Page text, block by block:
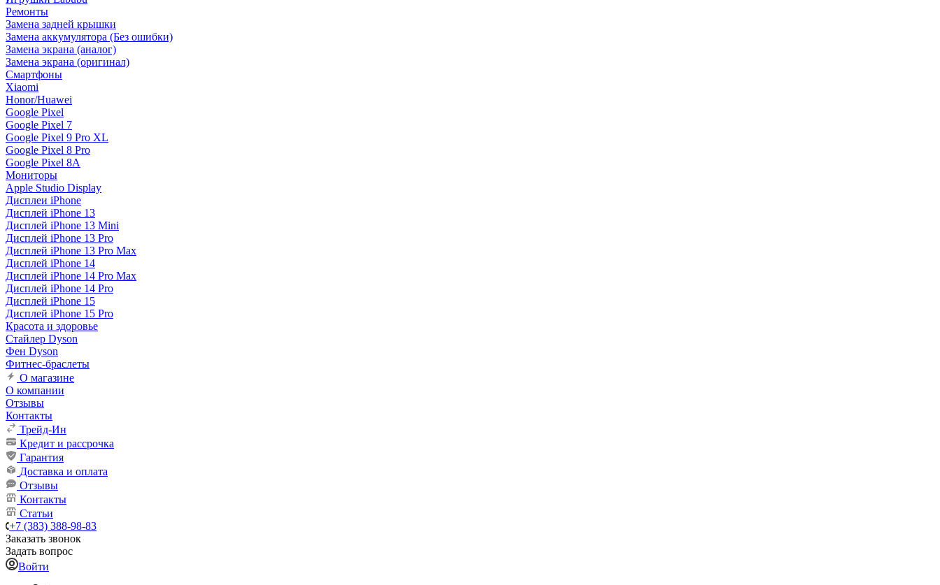
Ремонты
Замена задней крышки
Замена аккумулятора (Без ошибки)
Замена экрана (аналог)
Замена экрана (оригинал)
Смартфоны
Xiaomi
Honor/Huawei
Google Pixel
Google Pixel 7
Google Pixel 9 Pro XL
Google Pixel 8 Pro
Google Pixel 8A
Мониторы
Apple Studio Display
Дисплеи iPhone
Дисплей iPhone 13
Дисплей iPhone 13 Mini
Дисплей iPhone 13 Pro
Дисплей iPhone 13 Pro Max
Дисплей iPhone 14
Дисплей iPhone 14 Pro Max
Дисплей iPhone 14 Pro
Дисплей iPhone 15
Дисплей iPhone 15 Pro
Красота и здоровье
Стайлер Dyson
Фен Dyson
Фитнес-браслеты
О магазине
О компании
Отзывы
Контакты
Трейд-Ин
Кредит и рассрочка
Гарантия
Доставка и оплата
Отзывы
Контакты
Статьи
+7 (383) 388-98-83
Заказать звонок
Задать вопрос
Войти